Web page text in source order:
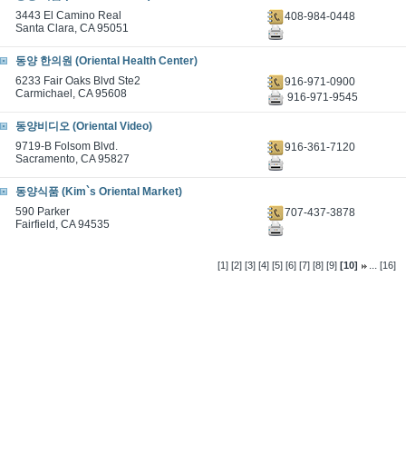
3443 El Camino Real
Santa Clara, CA 95051
408-984-0448
동양 한의원 (Oriental Health Center)
6233 Fair Oaks Blvd Ste2
Carmichael, CA 95608
916-971-0900
916-971-9545
동양비디오 (Oriental Video)
9719-B Folsom Blvd.
Sacramento, CA 95827
916-361-7120
동양식품 (Kim`s Oriental Market)
590 Parker
Fairfield, CA 94535
707-437-3878
[1] [2] [3] [4] [5] [6] [7] [8] [9] [10] ...[16]